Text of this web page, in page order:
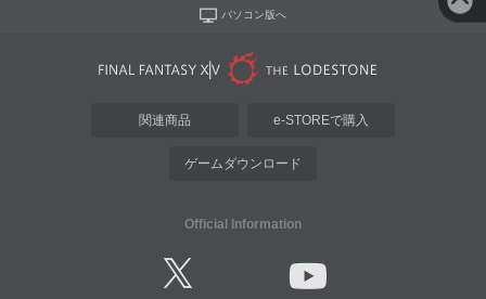
パソコン版へ
関連商品 e-STOREで購入
ゲームダウンロード
Official Information